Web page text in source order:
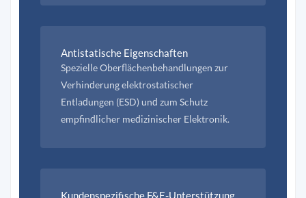
Antistatische Eigenschaften
Spezielle Oberflächenbehandlungen zur
Verhinderung elektrostatischer
Entladungen (ESD) und zum Schutz
empfindlicher medizinischer Elektronik.
Kundenspezifische F&E-Unterstützung